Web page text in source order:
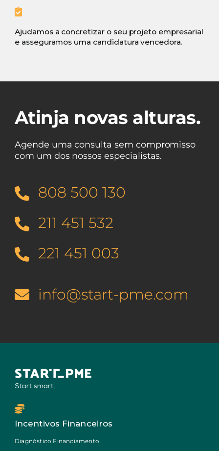
Ajudamos a concretizar o seu projeto empresarial
e asseguramos uma candidatura vencedora.
Atinja novas alturas.
Agende uma consulta sem compromisso
com um dos nossos especialistas.
808 500 130
211 451 532
221 451 003
info@start-pme.com
Incentivos Financeiros
Diagnóstico Financiamento